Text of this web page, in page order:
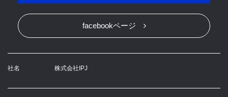
facebookページ
社名 株式会社IPJ